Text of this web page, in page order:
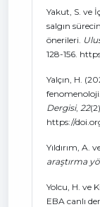
Yakut, S. ve
salgın
önerileri.
128-156.
Yalçın, H.
fenomenoloji.
Dergisi, 22
https://
Yıldırım, A.
araştırma
Yolcu, H. ve
EBA canlı